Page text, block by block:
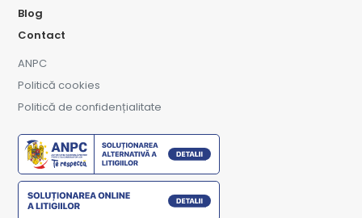
Blog
Contact
ANPC
Politică cookies
Politică de confidențialitate